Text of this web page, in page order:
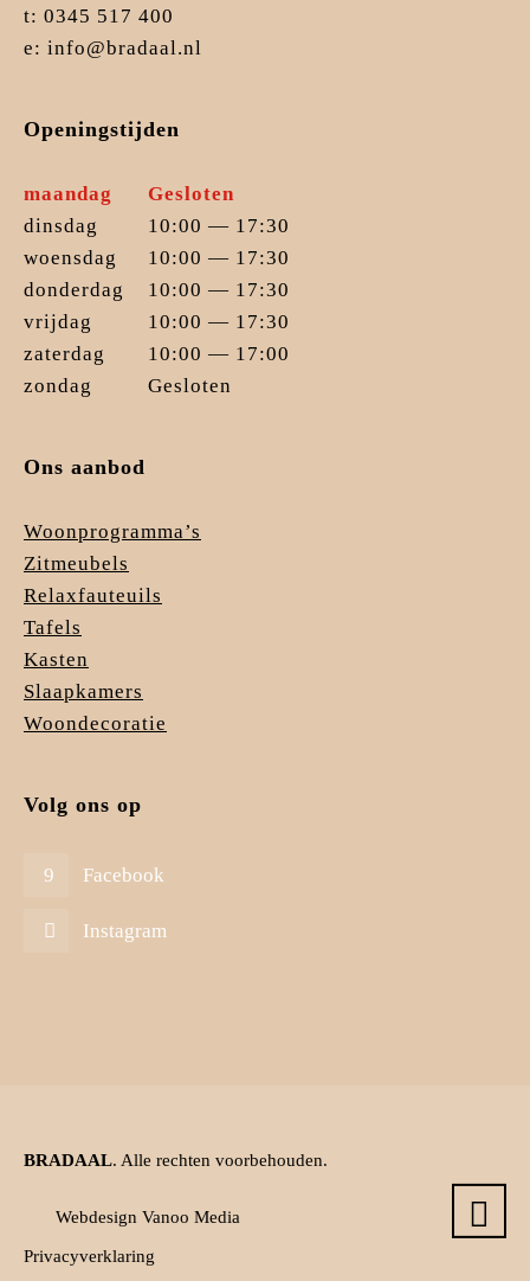
t: 0345 517 400
e: info@bradaal.nl
Openingstijden
maandag
Gesloten
dinsdag
10:00 — 17:30
woensdag
10:00 — 17:30
donderdag
10:00 — 17:30
vrijdag
10:00 — 17:30
zaterdag
10:00 — 17:00
zondag
Gesloten
Ons aanbod
Woonprogramma’s
Zitmeubels
Relaxfauteuils
Tafels
Kasten
Slaapkamers
Woondecoratie
Volg ons op
Facebook
Instagram
BRADAAL. Alle rechten voorbehouden.
Webdesign Vanoo Media
Privacyverklaring